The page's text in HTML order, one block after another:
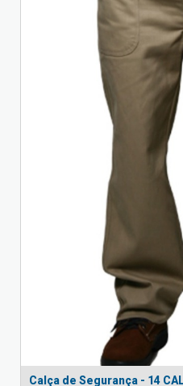
Calça de Segurança - 14